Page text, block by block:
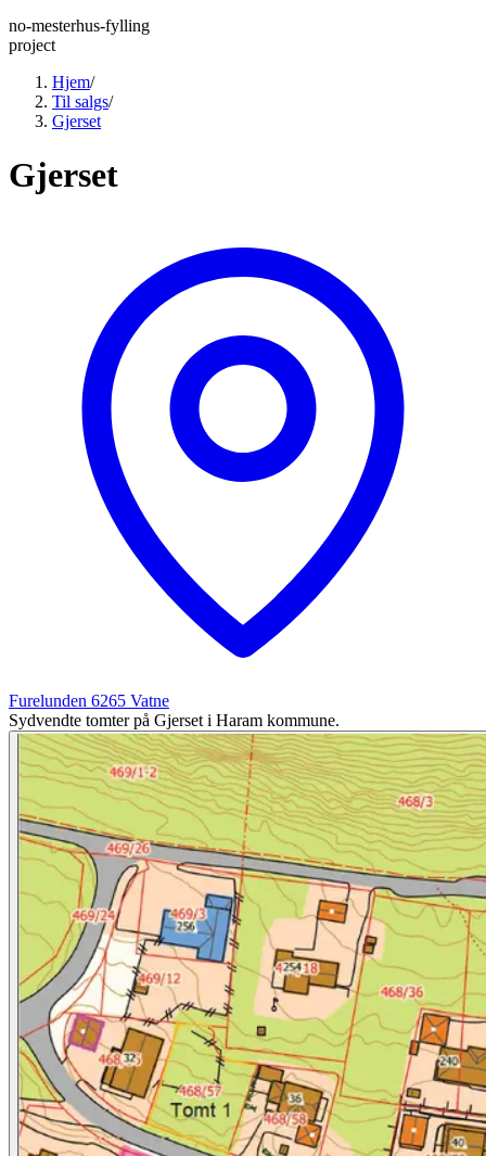
no-mesterhus-fylling
project
Hjem/
Til salgs/
Gjerset
Gjerset
Furelunden 6265 Vatne
Sydvendte tomter på Gjerset i Haram kommune.